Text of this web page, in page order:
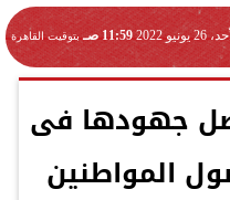
يونيو 2022 11:59 صـ بتوقيت القاهرة
جهودها فى
المواطنين